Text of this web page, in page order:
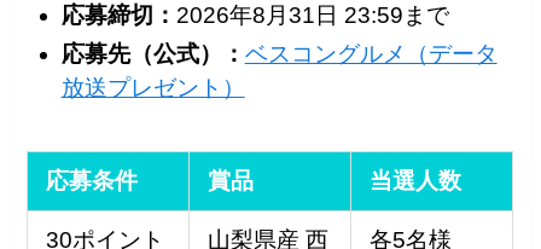
応募締切： 2026年8月31日 23:59まで
応募先（公式）： ベスコングルメ（データ
放送プレゼント）
応募条件 賞品 当選人数
30ポイント
山梨県産 西
各5名様